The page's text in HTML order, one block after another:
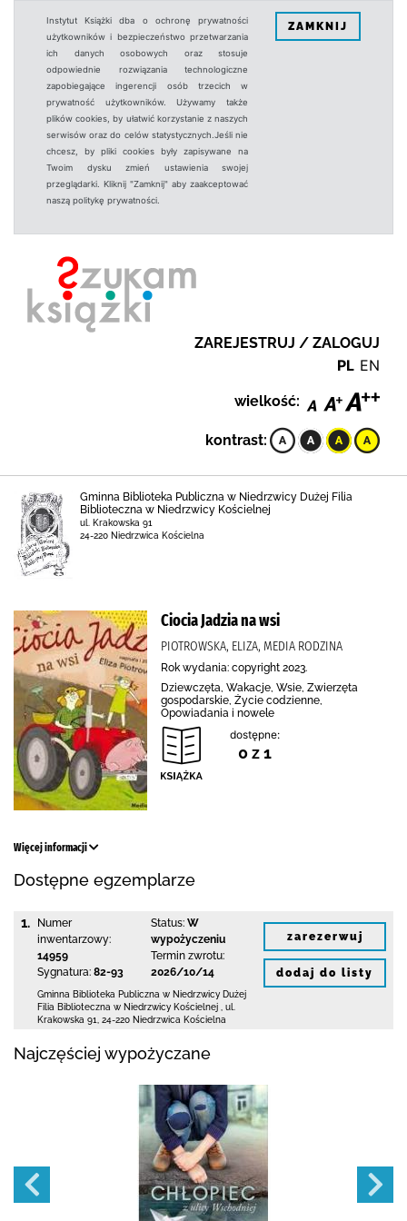
Instytut Książki dba o ochronę prywatności
użytkowników i bezpieczeństwo przetwarzania
ich danych osobowych oraz stosuje
odpowiednie rozwiązania technologiczne
zapobiegające ingerencji osób trzecich w
prywatność użytkowników. Używamy także
plików cookies, by ułatwić korzystanie z naszych
serwisów oraz do celów statystycznych.Jeśli nie
chcesz, by pliki cookies były zapisywane na
Twoim dysku zmień ustawienia swojej
przeglądarki. Kliknij "Zamknij" aby zaakceptować
naszą politykę prywatności.
ZAMKNIJ
ZAREJESTRUJ / ZALOGUJ
PL EN
wielkość:
kontrast:
Gminna Biblioteka Publiczna w Niedrzwicy Dużej Filia
Biblioteczna w Niedrzwicy Kościelnej
ul. Krakowska 91
24-220 Niedrzwica Kościelna
Ciocia Jadzia na wsi
PIOTROWSKA, ELIZA, MEDIA RODZINA
Rok wydania: copyright 2023.
Dziewczęta, Wakacje, Wsie, Zwierzęta
gospodarskie, Życie codzienne,
Opowiadania i nowele
dostępne:
0 z 1
Więcej informacji
Dostępne egzemplarze
1.
Numer
inwentarzowy:
14959
Sygnatura: 82-93
Status: W
wypożyczeniu
Termin zwrotu:
2026/10/14
Gminna Biblioteka Publiczna w Niedrzwicy Dużej
Filia Biblioteczna w Niedrzwicy Kościelnej
ul.
Krakowska 91
24-220 Niedrzwica Kościelna
zarezerwuj
dodaj do listy
Najczęściej wypożyczane